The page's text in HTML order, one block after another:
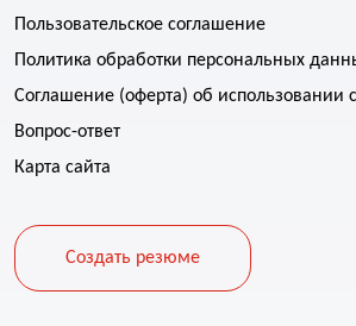
Пользовательское соглашение
Политика обработки персональных
Соглашение (оферта) об использовании
Вопрос-ответ
Карта сайта
Создать резюме